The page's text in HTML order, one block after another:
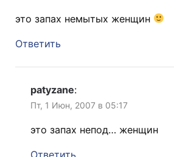
это запах немытых женщин
Ответить
patyzane:
Пт, 1 Июн, 2007 в 05:17
это запах непод… женщин
Ответить